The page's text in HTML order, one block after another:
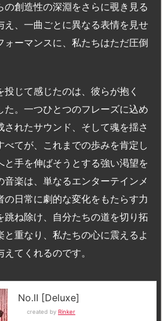
の創造性の深淵をさらに覗き見る
え、一曲ごとに異なる表情を見せ
ォーマンスに、私たちはただ圧倒
じて感じたのは、彼らが抱く
た。一つひとつのフレーズに込め
されたサウンド、そして魂を揺さ
てが、これまでの歩みを肯定し
と手を伸ばそうとする強い渇望を
楽は、単なるエンターテインメ
の日常に劇的な変化をもたらす力
跳ね除け、自分たちの道を切り拓
重なり、私たちの心に震えるよ
てくれるのです。
No.Ⅱ [Deluxe]
created by Rinker